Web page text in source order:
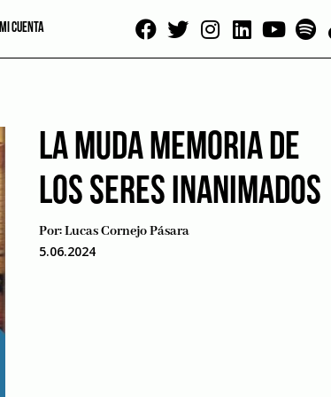
MI CUENTA
LA MUDA MEMORIA DE
LOS SERES INANIMADOS
Por:Lucas Cornejo Pásara
5.06.2024